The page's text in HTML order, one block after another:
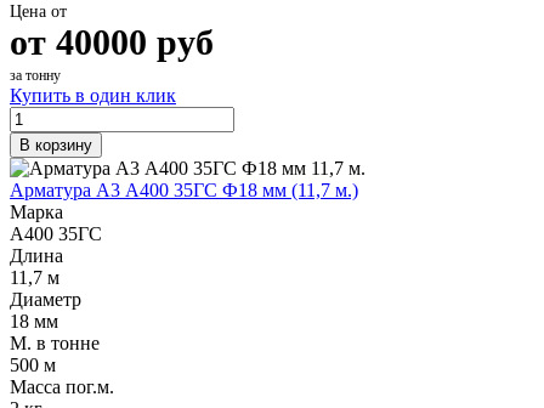
Цена от
от 40000 руб
за тонну
Купить в один клик
В корзину
Арматура А3 А400 35ГС Ф18 мм (11,7 м.)
Марка
А400 35ГС
Длина
11,7 м
Диаметр
18 мм
М. в тонне
500 м
Масса пог.м.